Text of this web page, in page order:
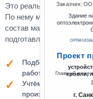
Заказчик:
Здание
Проект
кровли,
Главный
г.
Это реальный
По нему можно оценить
состав материалов и
подготавливаем под
Подберём комплект
работ
Учтём требования
производства работ